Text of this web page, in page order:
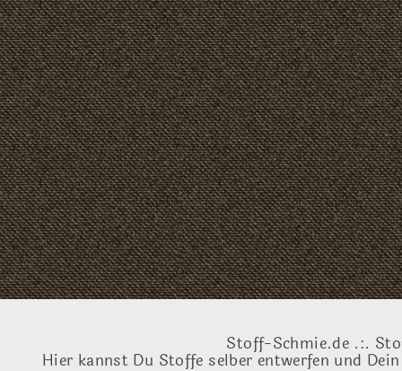
Stoff-Schmie.de .:.
Hier kannst Du Stoffe selber entwerfen und